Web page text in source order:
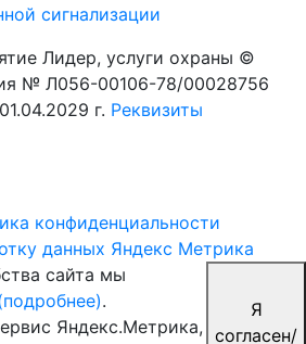
сигнализации
Лидер, услуги охраны ©
№ Л056-00106-78/00028756
г. Реквизиты
конфиденциальности
данных Яндекс Метрика
сайта мы
.
Яндекс.Метрика,
Я
согласен/